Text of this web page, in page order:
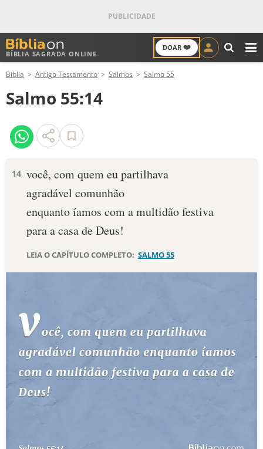
BÍBLIA SAGRADA ONLINE
DOAR ❤️
ANTIGO TESTAMENTO
NOVO TESTAMENTO
VERSÍCULOS
PALAVRA DO DIA
DEVOCIONAL DIÁRIO
ESTUDOS BÍBLICOS
ESBOÇOS DE PREGAÇÃO
TEMAS
PERGUNTE À BÍBLIA
Bíblia Antigo Testamento Salmos Salmo 55
Salmo 55:14
14 você, com quem eu partilhava
agradável comunhão
enquanto íamos com a multidão festiva
para a casa de Deus!
LEIA O CAPÍTULO COMPLETO: SALMO 55